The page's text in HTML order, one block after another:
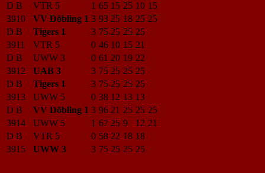
D B
VTR 5 1 65 15 25 10 15
3910
VV Döbling 1 3 93 25 18 25 25
D B
Tigers 1 3 75 25 25 25
3911
VTR 5 0 46 10 15 21
D B
UWW 3 0 61 20 19 22
3912
UAB 3 3 75 25 25 25
D B
Tigers 1 3 75 25 25 25
3913
UWW 5 0 38 12 13 13
D B
VV Döbling 1 3 96 21 25 25 25
3914
UWW 5 1 67 25 9 12 21
D B
VTR 5 0 58 22 18 18
3915
UWW 3 3 75 25 25 25